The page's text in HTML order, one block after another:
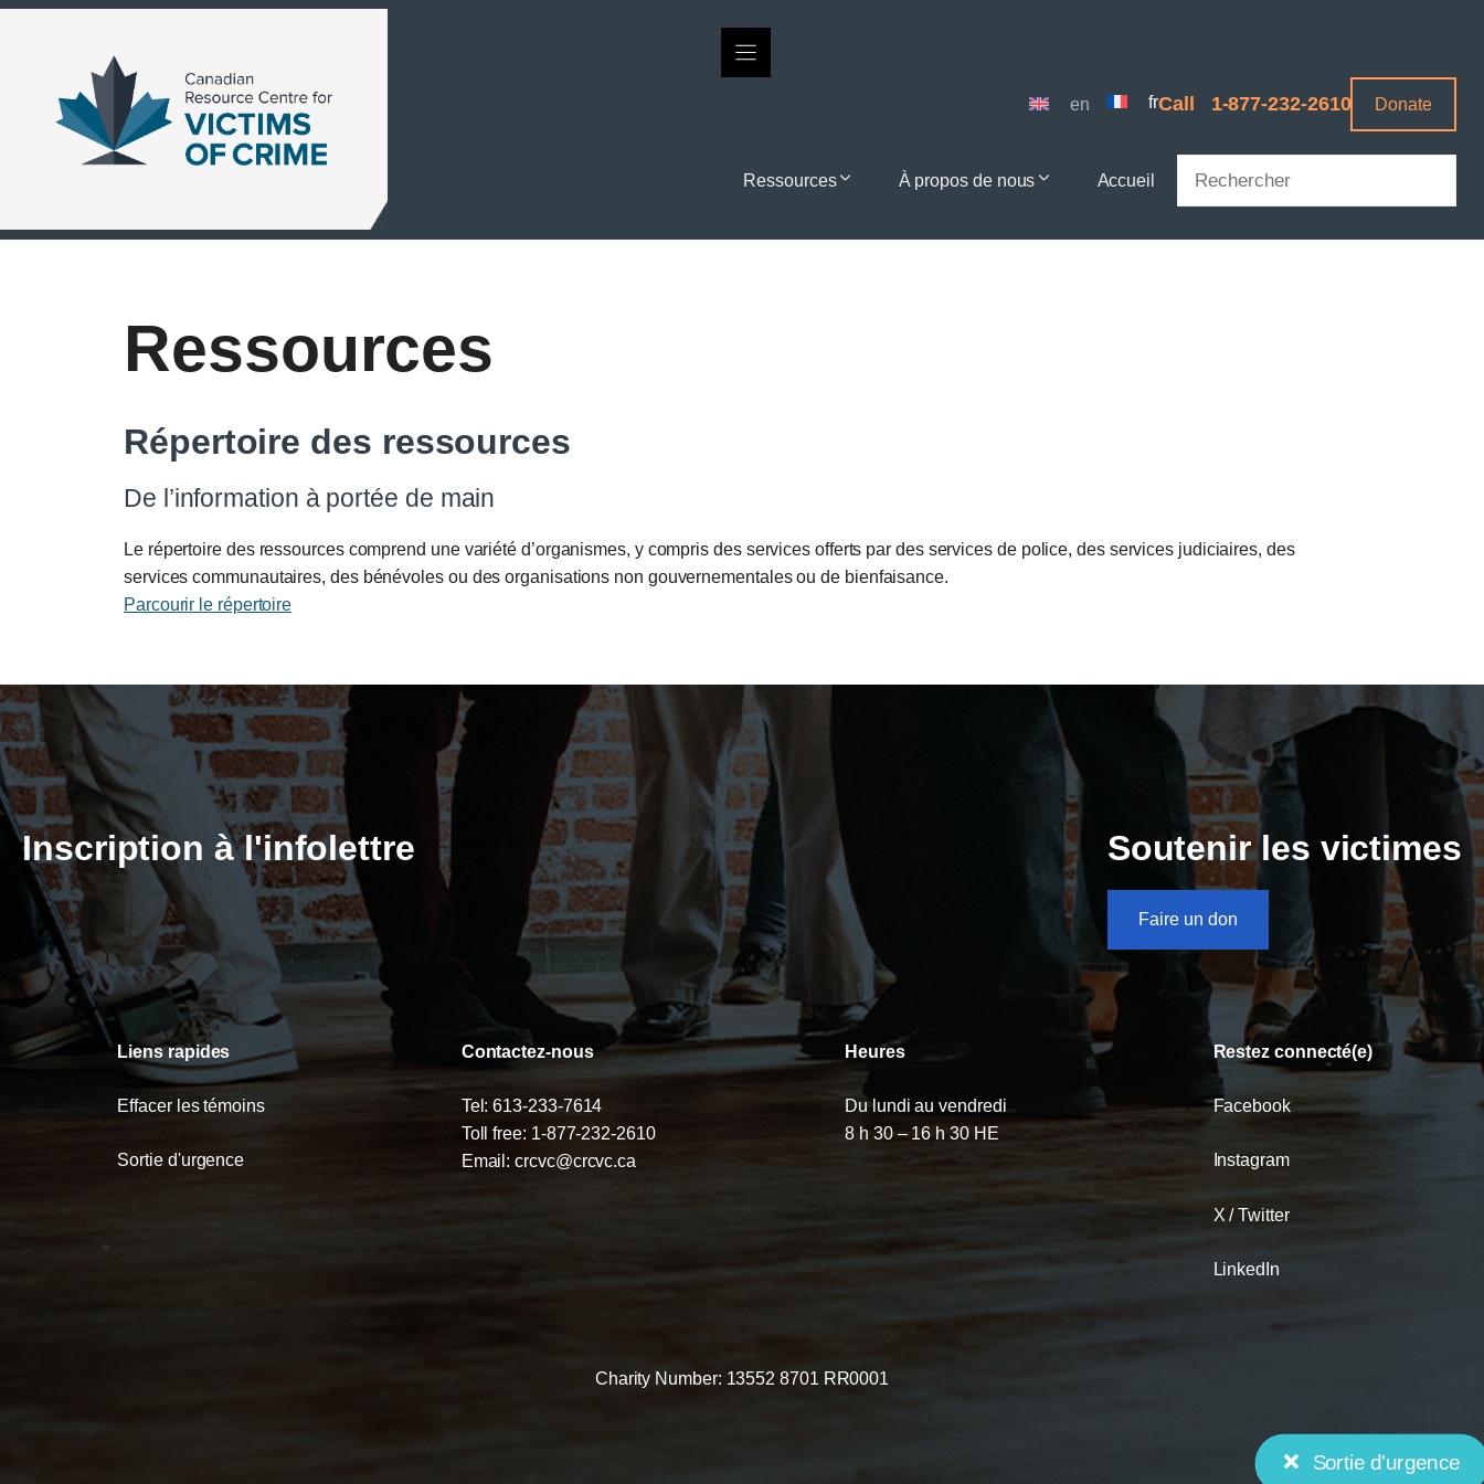
Sortie d'urgence
Skip
en
frCall 1-877-232-2610 Donate
Ressources À propos de nous Accueil
Ressources
Répertoire des ressources
De l’information à portée de main
Le répertoire des ressources comprend une variété d’organismes, y compris des services offerts par des services de police, des services judiciaires, des
services communautaires, des bénévoles ou des organisations non gouvernementales ou de bienfaisance.
Parcourir le répertoire
Inscription à l'infolettre Soutenir les victimes
Faire un don
Liens rapides
Effacer les témoins
Sortie d'urgence
Contactez-nous
Tel:613-233-7614
Toll free: 1-877-232-2610
Email:crcvc@crcvc.ca
Heures
Du lundi au vendredi
8 h 30 – 16 h 30 HE
Restez connecté(e)
Facebook
Instagram
X / Twitter
LinkedIn
Charity Number: 13552 8701 RR0001